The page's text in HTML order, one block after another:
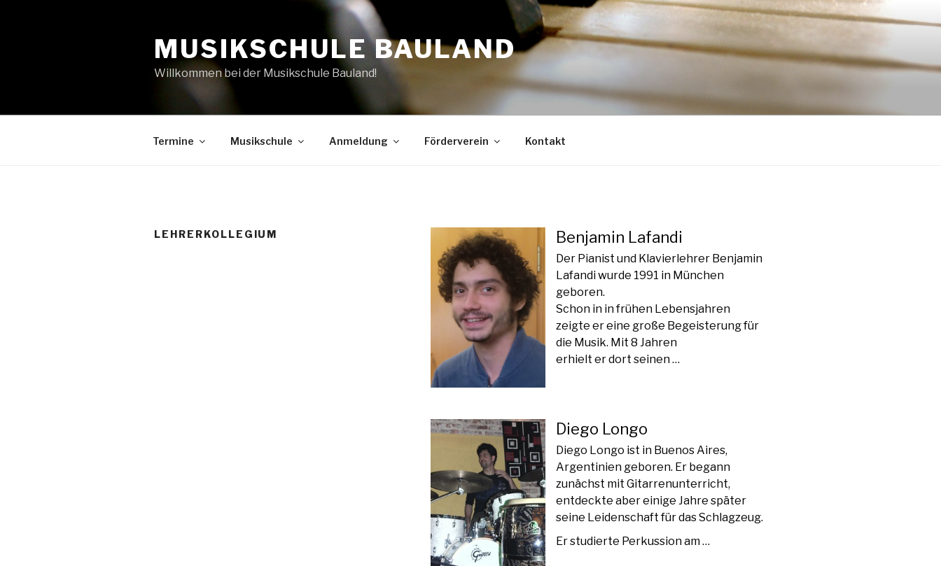
MUSIKSCHULE BAULAND
Willkommen bei der Musikschule Bauland!
Termine Musikschule Anmeldung Förderverein Kontakt
LEHRERKOLLEGIUM Benjamin Lafandi
Der Pianist und Klavierlehrer Benjamin
Lafandi wurde 1991 in München
geboren.
Schon in in frühen Lebensjahren
zeigte er eine große Begeisterung für
die Musik. Mit 8 Jahren
erhielt er dort seinen …
Diego Longo
Diego Longo ist in Buenos Aires,
Argentinien geboren. Er begann
zunächst mit Gitarrenunterricht,
entdeckte aber einige Jahre später
seine Leidenschaft für das Schlagzeug.
Er studierte Perkussion am …